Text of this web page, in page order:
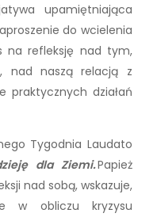
upamiętniająca
do wcielenia
na refleksję nad tym,
nad naszą relacją z
praktycznych działań
Tygodnia Laudato
dla Ziemi.Papież
nad sobą, wskazuje,
w obliczu kryzysu